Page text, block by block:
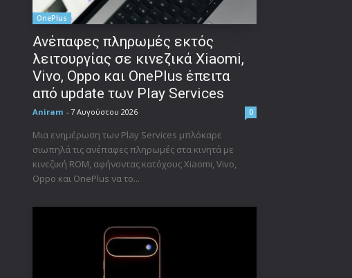
OnePlus
Ανέπαφες πληρωμές εκτός
λειτουργίας σε κινεζικά Xiaomi,
Vivo, Oppo και OnePlus έπειτα
από update των Play Services
Aniram - 7 Αυγούστου 2026 0
Μια ενημέρωση των Play Services μπλόκαρε
σιωπηλά τις ανέπαφες πληρωμές στα κινητά με
κινεζική ROM, αφήνοντας κατόχους Xiaomi, Vivo,
Oppo και OnePlus να το...